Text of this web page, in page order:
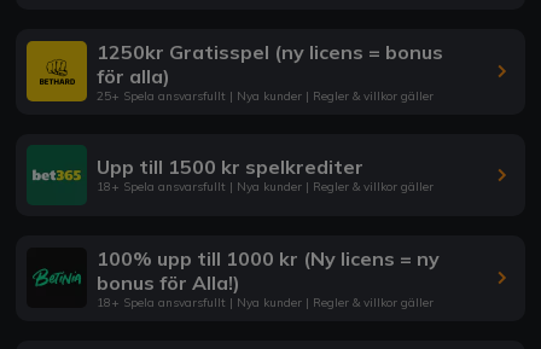
1250kr Gratisspel (ny licens = bonus
för alla)
25+ Spela ansvarsfullt | Nya kunder | Regler & villkor gäller
Upp till 1500 kr spelkrediter
18+ Spela ansvarsfullt | Nya kunder | Regler & villkor gäller
100% upp till 1000 kr (Ny licens = ny
bonus för Alla!)
18+ Spela ansvarsfullt | Nya kunder | Regler & villkor gäller